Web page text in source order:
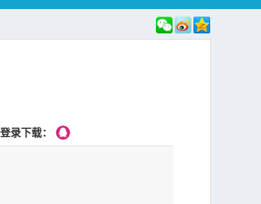
录下载：